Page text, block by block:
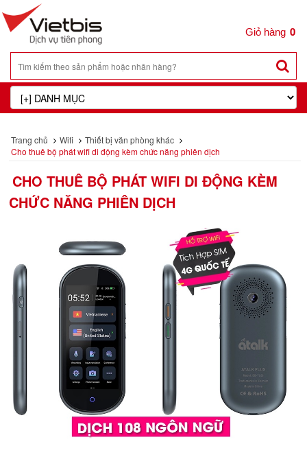
0
Trang chủ Wifi
Thiết bị văn phòng khác
Cho thuê bộ phát wifi di động kèm chức năng phiên dịch
CHO THUÊ BỘ PHÁT WIFI DI ĐỘNG KÈM
CHỨC NĂNG PHIÊN DỊCH